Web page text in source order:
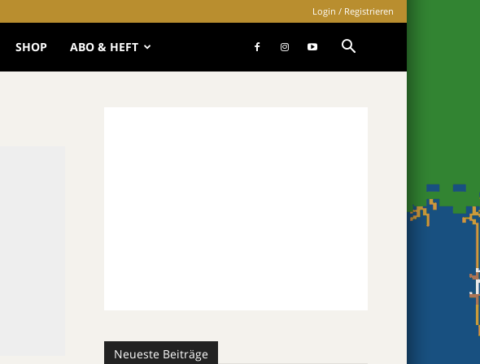
Login / Registrieren
SHOP ABO & HEFT
Neueste Beiträge